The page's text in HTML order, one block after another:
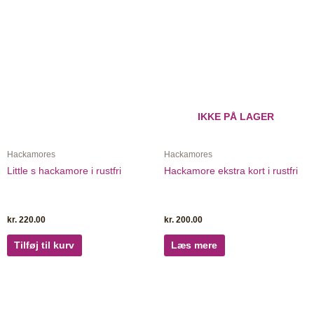
Hackamores
Little s hackamore i rustfri
kr. 220.00
Tilføj til kurv
IKKE PÅ LAGER
Hackamores
Hackamore ekstra kort i rustfri
kr. 200.00
Læs mere